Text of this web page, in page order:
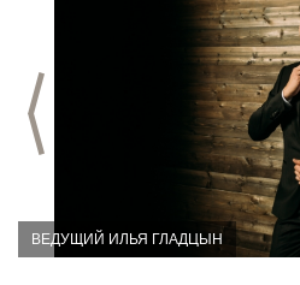
ВЕДУЩИЙ ИЛЬЯ ГЛАДЦЫН